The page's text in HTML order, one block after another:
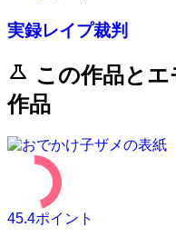
実録レイプ裁判
science この作品と
作品
45.4ポイント